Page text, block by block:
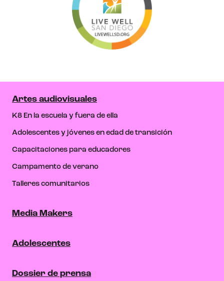
Artes audiovisuales
K8 En la escuela y fuera de ella
Adolescentes y jóvenes en edad de transición
Capacitaciones para educadores
Campamento de verano
Talleres comunitarios
Media Makers
Adolescentes
Dossier de prensa